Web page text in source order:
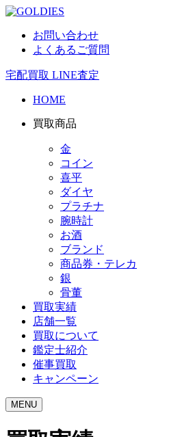
お問い合わせ
よくあるご質問
宅配買取 LINE査定
HOME
買取商品
金
コイン
喜平
ダイヤ
プラチナ
腕時計
お酒
ブランド
商品券・テレカ
銀
骨董
買取実績
店舗一覧
買取について
鑑定士紹介
催事買取
キャンペーン
MENU